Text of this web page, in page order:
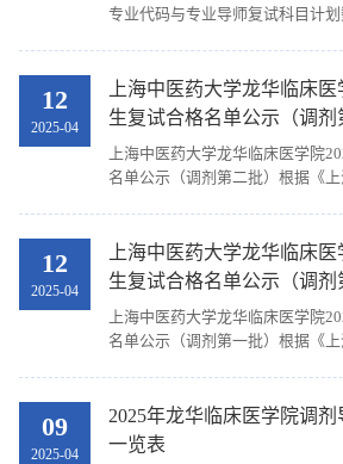
专业代码与专业导师复试科目计
生物学14100601中西医结合基础
中西医结合基础刘维薇分子生物学
中药学张岩药学19100800中药学
110100800中药学周文君中药药
断学1...
12
2025-04
上海中医药大学龙华临床
生复试合格名单公示（调剂
上海中医药大学龙华临床医学院
名单公示（调剂第二批）根据《
复试，现将复试合格名单（调剂
业按考生编号排序）。专业代码专
科学102685130900046周巧
102685312900226杨珺伊100506
104125105701193钟娟娟上海中
中医内科学104715657011317张新
12
2025-04
上海中医药大学龙华临床
生复试合格名单公示（调剂
上海中医药大学龙华临床医学院
名单公示（调剂第一批）根据《
复试，现将复试合格名单（调剂
业按考生编号排序）。专业代码
09
2025-04
2025年龙华临床医学院调
一览表